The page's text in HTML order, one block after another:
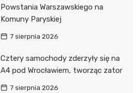
Powstania Warszawskiego na
Komuny Paryskiej
7 sierpnia 2026
Cztery samochody zderzyły się na
A4 pod Wrocławiem, tworząc zator
7 sierpnia 2026